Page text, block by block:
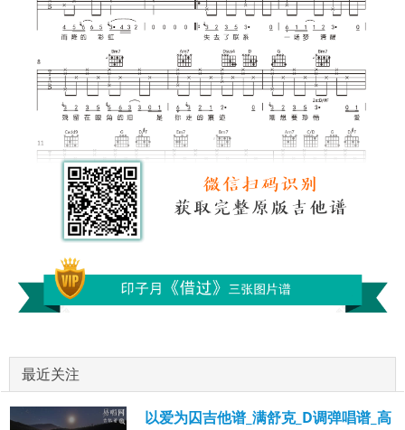
最近关注
以爱为囚吉他谱_满舒克_D调弹唱谱_高